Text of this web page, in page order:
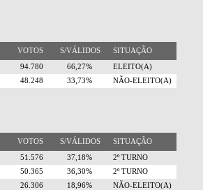
VOTOS S/VÁLIDOS SITUAÇÃO
94.780 66,27%
ELEITO(A)
48.248 33,73% NÃO-ELEITO(A)
VOTOS S/VÁLIDOS SITUAÇÃO
51.576 37,18%
2º TURNO
50.365 36,30%
2º TURNO
26.306 18,96%
NÃO-ELEITO(A)